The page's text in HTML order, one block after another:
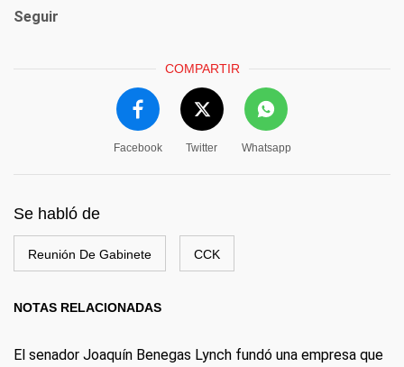
Seguir
COMPARTIR
Facebook Twitter Whatsapp
Se habló de
Reunión De Gabinete CCK
NOTAS RELACIONADAS
El senador Joaquín Benegas Lynch fundó una empresa que